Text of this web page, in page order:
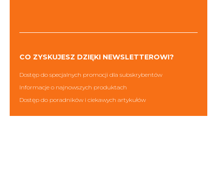
CO ZYSKUJESZ DZIĘKI NEWSLETTEROWI?
Dostęp do specjalnych promocji dla subskrybentów
Informacje o najnowszych produktach
Dostęp do poradników i ciekawych artykułów